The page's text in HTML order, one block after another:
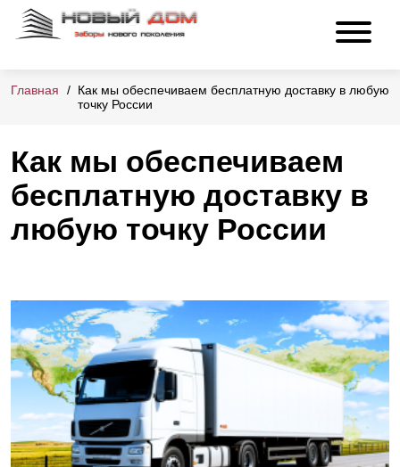
Главная
Как мы обеспечиваем бесплатную доставку в любую
точку России
Как мы обеспечиваем
бесплатную доставку в
любую точку России